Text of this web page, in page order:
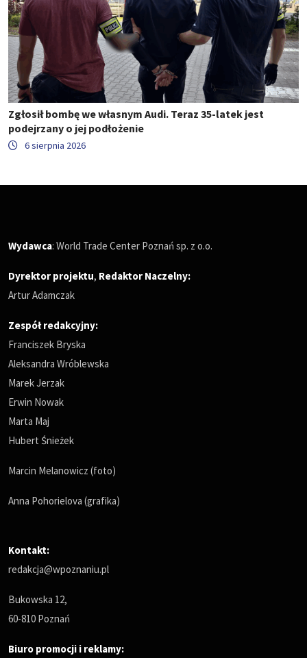
Zgłosił bombę we własnym Audi. Teraz 35-latek jest
podejrzany o jej podłożenie
6 sierpnia 2026
Wydawca: World Trade Center Poznań sp. z o.o.
Dyrektor projektu, Redaktor Naczelny:
Artur Adamczak
Zespół redakcyjny:
Franciszek Bryska
Aleksandra Wróblewska
Marek Jerzak
Erwin Nowak
Marta Maj
Hubert Śnieżek
Marcin Melanowicz (foto)
Anna Pohorielova (grafika)
Kontakt:
redakcja@wpoznaniu.pl
Bukowska 12,
60-810 Poznań
Biuro promocji i reklamy: